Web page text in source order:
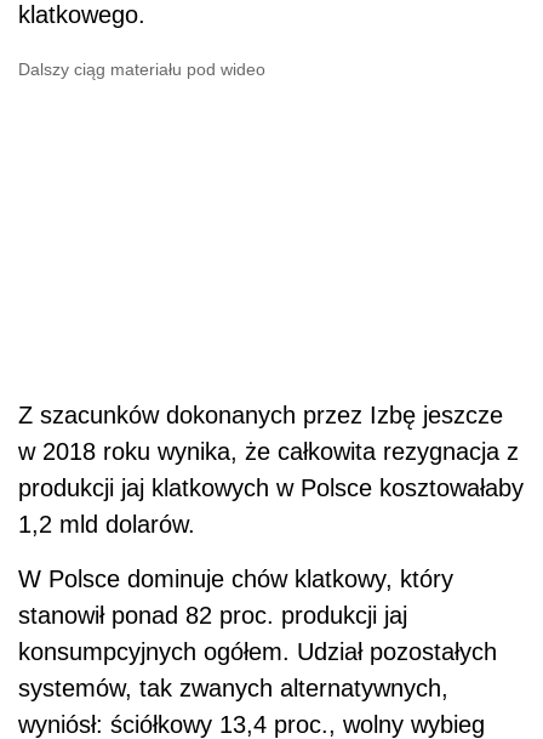
klatkowego.
Dalszy ciąg materiału pod wideo
Z szacunków dokonanych przez Izbę jeszcze
w 2018 roku wynika, że całkowita rezygnacja z
produkcji jaj klatkowych w Polsce kosztowałaby
1,2 mld dolarów.
W Polsce dominuje chów klatkowy, który
stanowił ponad 82 proc. produkcji jaj
konsumpcyjnych ogółem. Udział pozostałych
systemów, tak zwanych alternatywnych,
wyniósł: ściółkowy 13,4 proc., wolny wybieg